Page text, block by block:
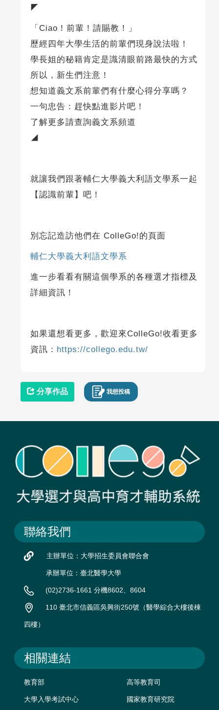
◤
「Ciao！前輩！請賜教！」
歷經四年大學生活的前輩們現身說法啦！
學長姐的秘籍肯定是識清眼前路最快的方式
所以，新生們注意！
想知道義文系前輩們有什麼心得分享嗎？
一句忠告：趕快點進影片吧！
了解更多請查詢義文系頻道
◢
就讓我們跟著輔仁大學義大利語文學系一起
【認識前輩】吧！
別忘記造訪他們在 ColleGo!的頁面
輔仁大學義大利語文學系
進一步看看有關這個學系的各種選才指標及
詳細資訊！
如果還想看更多，歡迎來ColleGo!收看更多
資訊： https://collego.edu.tw/
分享作品 我想投稿
聯絡我們
主辦單位：大學招生委員會聯合會
承辦單位：臺北醫學大學
(02)2736-1661 分機8602、8604
110 臺北市信義區吳興街250號（醫學綜合大樓後棟
四樓）
相關連結
教育部 高等教育司
大學入學考試中心 國家教育研究院